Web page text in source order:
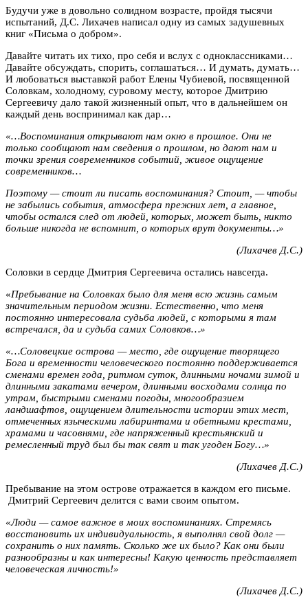
Будучи уже в довольно солидном возрасте, пройдя тысячи
испытаний, Д.С. Лихачев написал одну из самых задушевных
книг «Письма о добром».
Давайте читать их тихо, про себя и вслух с одноклассниками…
Давайте обсуждать, спорить, соглашаться… И думать, думать…
И любоваться выставкой работ Елены Чубиевой, посвященной
Соловкам, холодному, суровому месту, которое Дмитрию
Сергеевичу дало такой жизненный опыт, что в дальнейшем он
каждый день воспринимал как дар…
«…Воспоминания открывают нам окно в прошлое. Они не
только сообщают нам сведения о прошлом, но дают нам и
точки зрения современников событий, живое ощущение
современников…
Поэтому — стоит ли писать воспоминания? Стоит, — чтобы
не забылись события, атмосфера прежних лет, а главное,
чтобы остался след от людей, которых, может быть, никто
больше никогда не вспомнит, о которых врут документы…»
(Лихачев Д.С.)
Соловки в сердце Дмитрия Сергеевича остались навсегда.
«Пребывание на Соловках было для меня всю жизнь самым
значительным периодом жизни. Естественно, что меня
постоянно интересовала судьба людей, с которыми я там
встречался, да и судьба самих Соловков…»
«…Соловецкие острова — место, где ощущение творящего
Бога и временности человеческого постоянно поддерживается
сменами времен года, ритмом суток, длинными ночами зимой и
длинными закатами вечером, длинными восходами солнца по
утрам, быстрыми сменами погоды, многообразием
ландшафтов, ощущением длительности истории этих мест,
отмеченных языческими лабиринтами и обетными крестами,
храмами и часовнями, где напряженный крестьянский и
ремесленный труд был бы так свят и так угоден Богу…»
(Лихачев Д.С.)
Пребывание на этом острове отражается в каждом его письме.
Дмитрий Сергеевич делится с вами своим опытом.
«Люди — самое важное в моих воспоминаниях. Стремясь
восстановить их индивидуальность, я выполнял свой долг —
сохранить о них память. Сколько же их было? Как они были
разнообразны и как интересны! Какую ценность представляет
человеческая личность!»
(Лихачев Д.С.)